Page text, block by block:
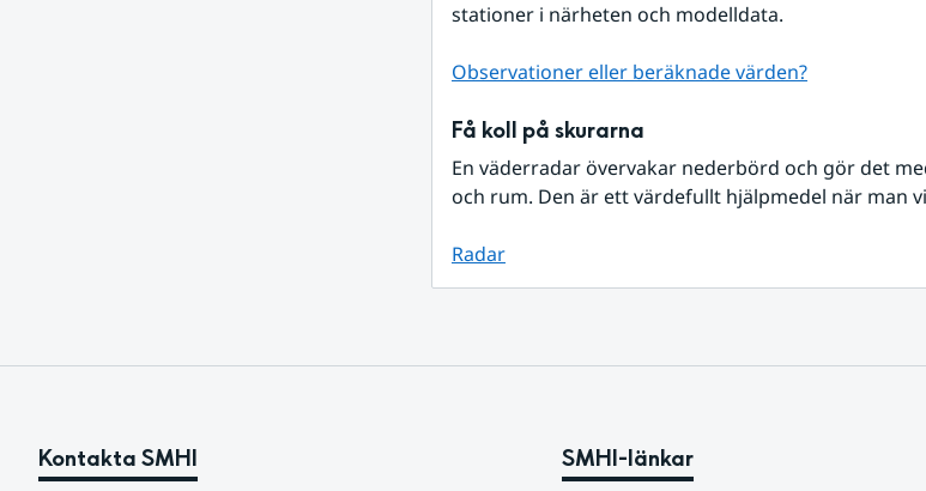
stationer i närheten och modelldata.
Observationer eller beräknade värden?
Få koll på skurarna
En väderradar övervakar nederbörd och gör det
och rum. Den är ett värdefullt hjälpmedel när man
Radar
Kontakta SMHI SMHI-länkar